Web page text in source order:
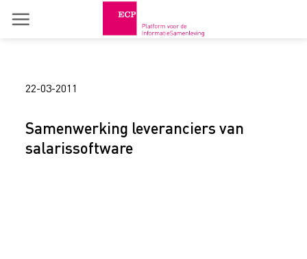
22-03-2011
Samenwerking leveranciers van
salarissoftware